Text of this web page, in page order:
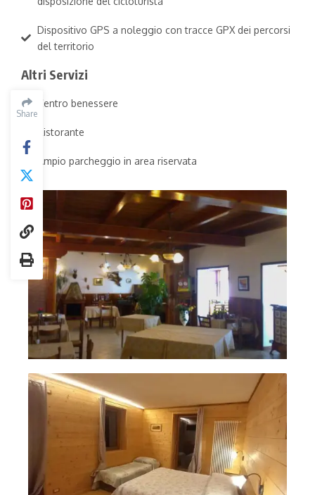
Share
Dispositivo GPS a noleggio con tracce GPX dei percorsi
del territorio
Altri Servizi
Centro benessere
Ristorante
Ampio parcheggio in area riservata